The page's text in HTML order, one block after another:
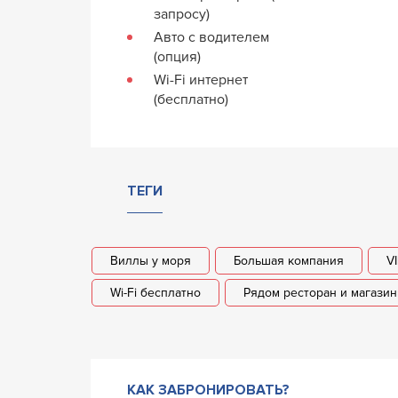
запросу)
Авто с водителем
(опция)
Wi-Fi интернет
(бесплатно)
ТЕГИ
Виллы у моря Большая компания
Wi-Fi бесплатно Рядом ресторан и
КАК ЗАБРОНИРОВАТЬ?